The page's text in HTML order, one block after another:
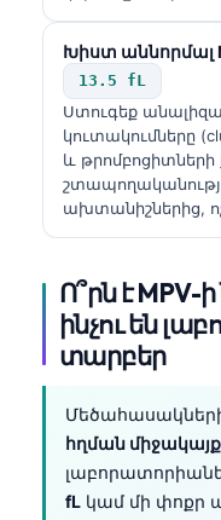
Խիստ աննորմալ
13.5 fL
Ստուգեք
կուտակումները
և թրոմբոցիտների
ախտանիշներից,
Ո՞րն է
ինչու են
տարբեր
հղման
fL կամ մի փոքր